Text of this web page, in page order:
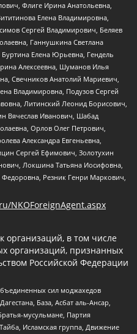
Флиге Ирина Анатольевна,
Елена Владимировна,
Сергей Владимирович, Беляев
Ганнушкина Светлана
Буртина Елена Юрьевна, Гендель
Алексеевна, Шуманов Илья
Свечников Анатолий Мариевич,
Владимировна, Подузов Сергей
Литинский Леонид Борисович,
Вячеслав Иванович, Шабад
Орлов Олег Петрович,
Александра Евгеньевна,
Сергей Ефимович, Золотухин
Локшина Татьяна Иосифовна,
Резник Генри Маркович,
NKOForeignAgent.aspx
в том числе
организаций, признанных
Российской Федерации
сил моджахедов
База, Асбат аль-Ансар,
мусульмане, Партия
Исламская группа, Движение